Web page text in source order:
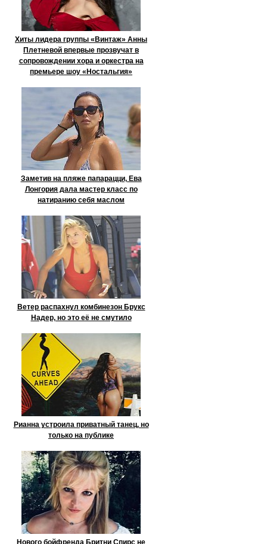
Хиты лидера группы «Винтаж» Анны
Плетневой впервые прозвучат в
сопровождении хора и оркестра на
премьере шоу «Ностальгия»
Заметив на пляже папарацци, Ева
Лонгория дала мастер класс по
натиранию себя маслом
Ветер распахнул комбинезон Брукс
Надер, но это её не смутило
Рианна устроила приватный танец, но
только на публике
Нового бойфренда Бритни Спирс не